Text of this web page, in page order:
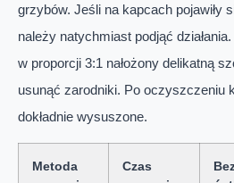
grzybów. Jeśli na kapcach pojawiły
należy natychmiast podjąć
w proporcji 3:1 nałożony delikatną
usunąć zarodniki. Po oczyszczeniu
dokładnie wysuszone.
Metoda
Czas